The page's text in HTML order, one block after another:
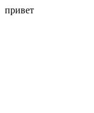
привет